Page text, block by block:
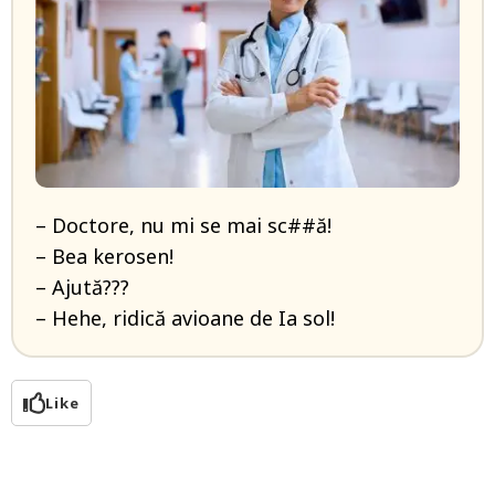
– Doctore, nu mi se mai sc##ă!
– Bea kerosen!
– Ajută???
– Hehe, ridică avioane de Ia sol!
Like